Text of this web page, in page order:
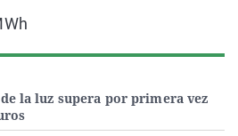
la luz supera por primera vez